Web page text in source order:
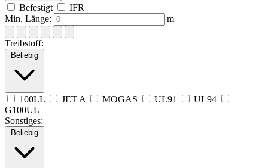
Befestigt
IFR
Min. Länge:
m
Treibstoff:
Beliebig
100LL JET A MOGAS UL91
UL94
G100UL
Sonstiges:
Beliebig